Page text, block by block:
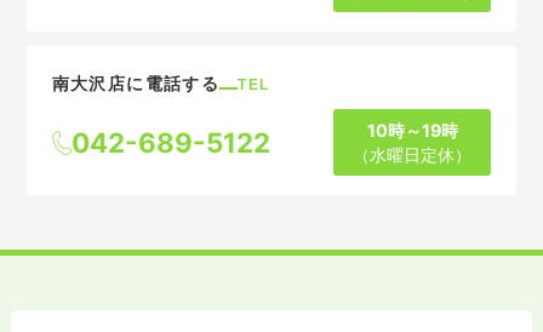
南大沢店に電話する TEL
042-689-5122
10時～19時
（水曜日定休）